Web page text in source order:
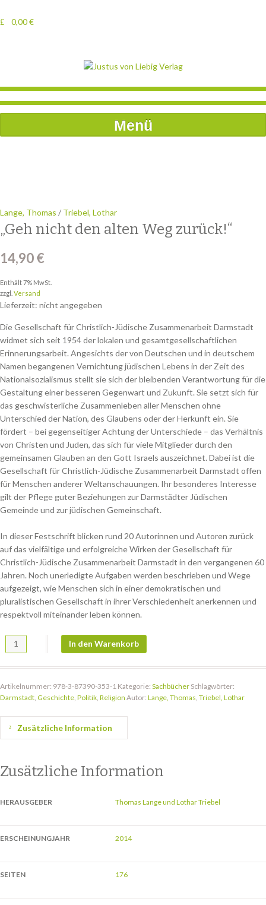
0,00€
Menü
Lange, Thomas / Triebel, Lothar
„Geh nicht den alten Weg zurück!“
14,90€
Enthält 7% MwSt.
zzgl. Versand
Lieferzeit: nicht angegeben
Die Gesellschaft für Christlich-Jüdische Zusammenarbeit Darmstadt
widmet sich seit 1954 der lokalen und gesamtgesellschaftlichen
Erinnerungsarbeit. Angesichts der von Deutschen und in deutschem
Namen begangenen Vernichtung jüdischen Lebens in der Zeit des
Nationalsozialismus stellt sie sich der bleibenden Verantwortung für die
Gestaltung einer besseren Gegenwart und Zukunft. Sie setzt sich für
das geschwisterliche Zusammenleben aller Menschen ohne
Unterschied der Nation, des Glaubens oder der Herkunft ein. Sie
fördert – bei gegenseitiger Achtung der Unterschiede – das Verhältnis
von Christen und Juden, das sich für viele Mitglieder durch den
gemeinsamen Glauben an den Gott Israels auszeichnet. Dabei ist die
Gesellschaft für Christlich-Jüdische Zusammenarbeit Darmstadt offen
für Menschen anderer Weltanschauungen. Ihr besonderes Interesse
gilt der Pflege guter Beziehungen zur Darmstädter Jüdischen
Gemeinde und zur jüdischen Gemeinschaft.
In dieser Festschrift blicken rund 20 Autorinnen und Autoren zurück
auf das vielfältige und erfolgreiche Wirken der Gesellschaft für
Christlich-Jüdische Zusammenarbeit Darmstadt in den vergangenen 60
Jahren. Noch unerledigte Aufgaben werden beschrieben und Wege
aufgezeigt, wie Menschen sich in einer demokratischen und
pluralistischen Gesellschaft in ihrer Verschiedenheit anerkennen und
respektvoll miteinander leben können.
„Geh nicht den alten Weg zurück!“ Menge
In den Warenkorb
Artikelnummer: 978-3-87390-353-1 Kategorie: Sachbücher Schlagwörter:
Darmstadt Geschichte Politik Religion Autor: Lange, Thomas Triebel, Lothar
Zusätzliche Information
Zusätzliche Information
HERAUSGEBER Thomas Lange und Lothar Triebel
ERSCHEINUNGJAHR 2014
SEITEN 176